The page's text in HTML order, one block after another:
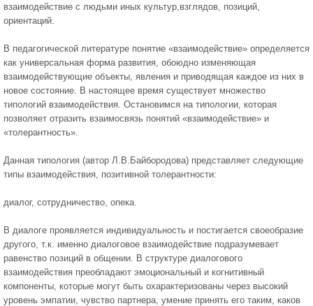
взаимодействие с людьми иных культур,взглядов, позиций,
ориентаций.
В педагогической литературе понятие «взаимодействие» определяется
как универсальная форма развития, обоюдно изменяющая
взаимодействующие объекты, явления и приводящая каждое из них в
новое состояние. В настоящее время существует множество
типологий взаимодействия. Остановимся на типологии, которая
позволяет отразить взаимосвязь понятий «взаимодействие» и
«толерантность».
Данная типология (автор Л.В.Байбородова) представляет следующие
типы взаимодействия, позитивной толерантности:
диалог, сотрудничество, опека.
В диалоге проявляется индивидуальность и постигается своеобразие
другого, т.к. именно диалоговое взаимодействие подразумевает
равенство позиций в общении. В структуре диалогового
взаимодействия преобладают эмоциональный и когнитивный
компоненты, которые могут быть охарактеризованы через высокий
уровень эмпатии, чувство партнера, умение принять его таким, каков